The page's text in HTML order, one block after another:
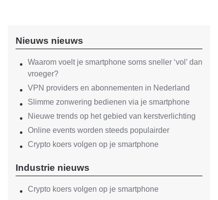
Nieuws nieuws
Waarom voelt je smartphone soms sneller ‘vol’ dan
vroeger?
VPN providers en abonnementen in Nederland
Slimme zonwering bedienen via je smartphone
Nieuwe trends op het gebied van kerstverlichting
Online events worden steeds populairder
Crypto koers volgen op je smartphone
Industrie nieuws
Crypto koers volgen op je smartphone